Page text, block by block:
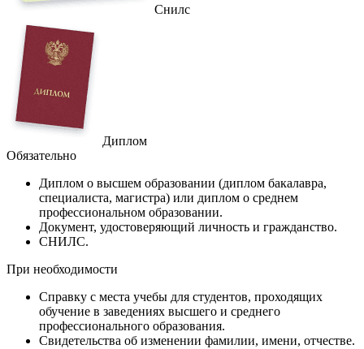
Снилс
Диплом
Обязательно
Диплом о высшем образовании (диплом бакалавра,
специалиста, магистра) или диплом о среднем
профессиональном образовании.
Документ, удостоверяющий личность и гражданство.
СНИЛС.
При необходимости
Справку с места учебы для студентов, проходящих
обучение в заведениях высшего и среднего
профессионального образования.
Свидетельства об изменении фамилии, имени, отчестве.